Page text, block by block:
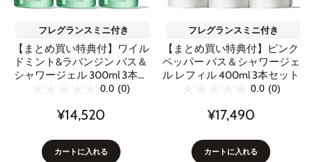
フレグランスミニ付き
【まとめ買い特典付】ワイル
ドミント&ラバンジン バス＆
シャワージェル 300ml 3本セ
0.0 (0)
¥14,520
カートに入れる
フレグランスミニ付き
【まとめ買い特典付】ピンク
ペッパー バス＆シャワージェ
ル レフィル 400ml 3本セット
0.0 (0)
¥17,490
カートに入れる